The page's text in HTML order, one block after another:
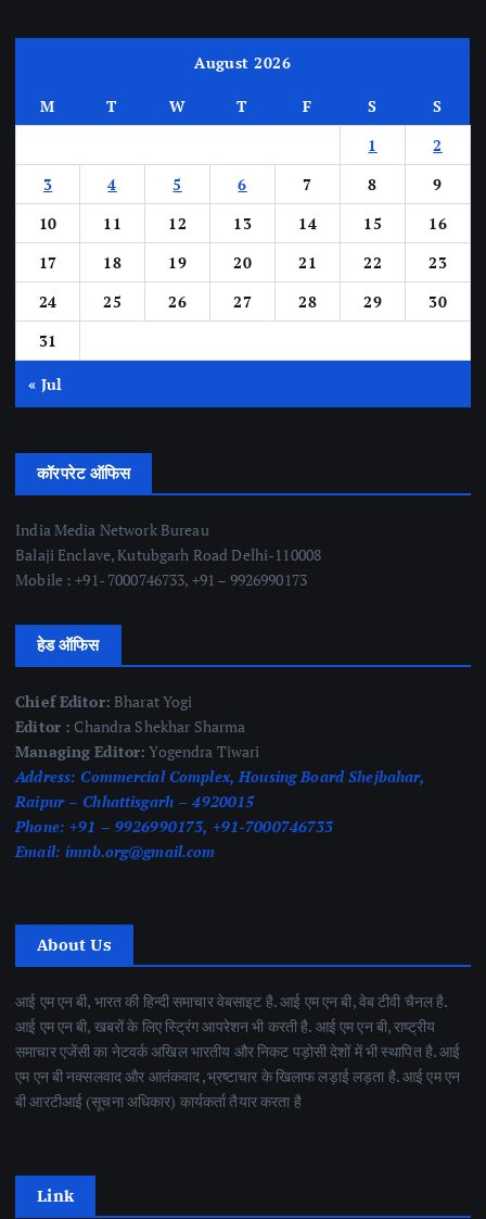
August 2026
M T W T F S
S
1
2
3
4 5 6 7 8
9
10
11 12 13 14 15
16
17
18 19 20 21 22
23
24
25 26 27 28 29
30
31
« Jul
कॉरपरेट ऑफिस
India Media Network Bureau
Balaji Enclave, Kutubgarh Road Delhi-110008
Mobile : +91- 7000746733, +91 – 9926990173
हेड ऑफिस
Chief Editor: Bharat Yogi
Editor : Chandra Shekhar Sharma
Managing Editor: Yogendra Tiwari
Address: Commercial Complex, Housing Board Shejbahar,
Raipur – Chhattisgarh – 4920015
Phone: +91 – 9926990173, +91-7000746733
Email: imnb.org@gmail.com
About Us
आई एम एन बी, भारत की हिन्दी समाचार वेबसाइट है. आई एम एन बी, वेब टीवी चैनल है.
आई एम एन बी, खबरों के लिए स्ट्रिंग आपरेशन भी करती है. आई एम एन बी, राष्ट्रीय
समाचार एजेंसी का नेटवर्क अखिल भारतीय और निकट पड़ोसी देशों में भी स्थापित है. आई
एम एन बी नक्सलवाद और आतंकवाद ,भ्रष्टाचार के खिलाफ लड़ाई लड़ता है. आई एम एन
बी आरटीआई (सूचना अधिकार) कार्यकर्ता तैयार करता है
Link